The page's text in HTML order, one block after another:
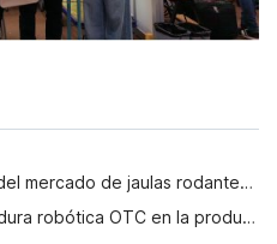
ÚLTIMO:¿Cuál es la demanda del mercado de jaulas rodantes logísticas?
Siguiente:Ventajas de la soldadura robótica OTC en la producción de equipos de manipulación de materiales